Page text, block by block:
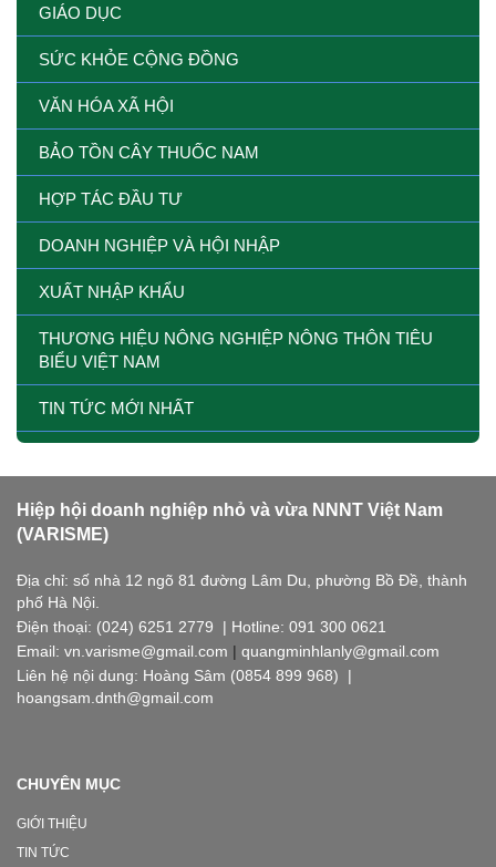
GIÁO DỤC
SỨC KHỎE CỘNG ĐỒNG
VĂN HÓA XÃ HỘI
BẢO TỒN CÂY THUỐC NAM
HỢP TÁC ĐẦU TƯ
DOANH NGHIỆP VÀ HỘI NHẬP
XUẤT NHẬP KHẨU
THƯƠNG HIỆU NÔNG NGHIỆP NÔNG THÔN TIÊU
BIỂU VIỆT NAM
TIN TỨC MỚI NHẤT
Hiệp hội doanh nghiệp nhỏ và vừa NNNT Việt Nam
(VARISME)
Địa chỉ: số nhà 12 ngõ 81 đường Lâm Du, phường Bồ Đề, thành
phố Hà Nội.
Điện thoại: (024) 6251 2779 | Hotline: 091 300 0621
Email: vn.varisme@gmail.com | quangminhlanly@gmail.com
Liên hệ nội dung: Hoàng Sâm (0854 899 968) |
hoangsam.dnth@gmail.com
CHUYÊN MỤC
GIỚI THIỆU
TIN TỨC